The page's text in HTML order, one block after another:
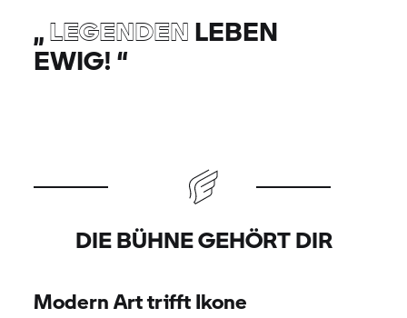
„LEGENDENLEBEN
EWIG!“
DIE BÜHNE GEHÖRT DIR
Modern Art trifft Ikone